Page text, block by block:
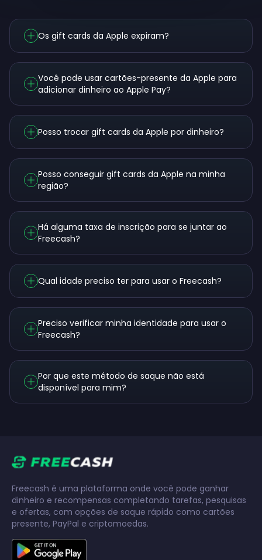
Os gift cards da Apple expiram?
Você pode usar cartões-presente da Apple para
adicionar dinheiro ao Apple Pay?
Posso trocar gift cards da Apple por dinheiro?
Posso conseguir gift cards da Apple na minha
região?
Há alguma taxa de inscrição para se juntar ao
Freecash?
Qual idade preciso ter para usar o Freecash?
Preciso verificar minha identidade para usar o
Freecash?
Por que este método de saque não está
disponível para mim?
Freecash é uma plataforma onde você pode ganhar
dinheiro e recompensas completando tarefas, pesquisas
e ofertas, com opções de saque rápido como cartões
presente, PayPal e criptomoedas.